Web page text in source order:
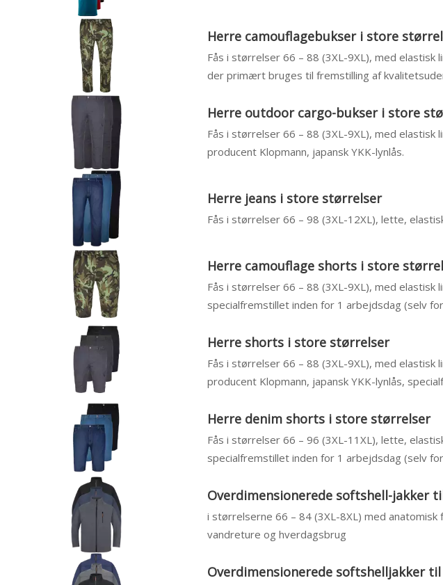
Herre camouflagebukser i store
Fås i størrelser 66 – 88 (3XL-9XL), med
der primært bruges til fremstilling af
Herre outdoor cargo-bukser i store
Fås i størrelser 66 – 88 (3XL-9XL), med
producent Klopmann, japansk YKK-lynlås.
Herre jeans i store størrelser
Fås i størrelser 66 – 98 (3XL-12XL), lette,
Herre camouflage shorts i store
Fås i størrelser 66 – 88 (3XL-9XL), med elastisk
specialfremstillet inden for 1 arbejdsdag (selv
Herre shorts i store størrelser
Fås i størrelser 66 – 88 (3XL-9XL), med
producent Klopmann, japansk YKK-lynlås,
Herre denim shorts i store størrelser
Fås i størrelser 66 – 96 (3XL-11XL), lette,
specialfremstillet inden for 1 arbejdsdag (selv
Overdimensionerede softshell-jakker
i størrelserne 66 – 84 (3XL-8XL) med
vandreture og hverdagsbrug
Overdimensionerede softshelljakker